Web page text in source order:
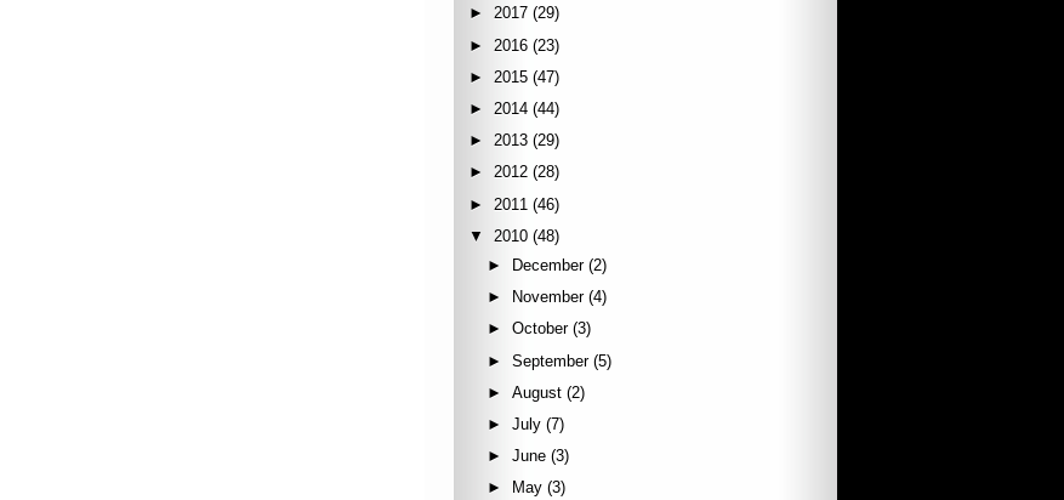
► 2017 (29)
► 2016 (23)
► 2015 (47)
► 2014 (44)
► 2013 (29)
► 2012 (28)
► 2011 (46)
▼
2010 (48)
►
December (2)
►
November (4)
►October (3)
►September (5)
►August (2)
►July (7)
►June (3)
►
May (3)